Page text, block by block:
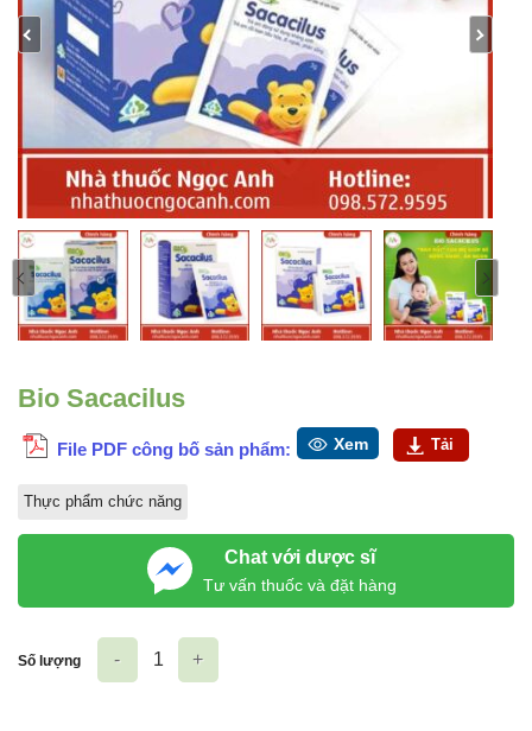
Bio Sacacilus
File PDF công bố sản phẩm: Xem Tải
Thực phẩm chức năng
Chat với dược sĩ
Tư vấn thuốc và đặt hàng
Số lượng